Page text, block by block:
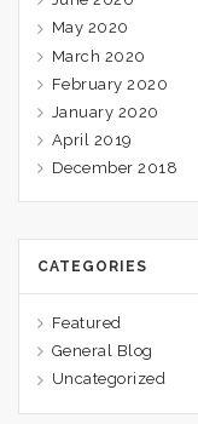
May 2020
March 2020
February 2020
January 2020
April 2019
December 2018
CATEGORIES
Featured
General Blog
Uncategorized